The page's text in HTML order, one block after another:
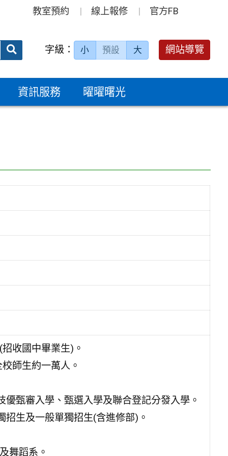
教室預約 線上報修 官方FB
送出 字級： 小 預設 大 網站導覽
資訊服務 曜曜曙光
收國中畢業生)。
師生約一萬人。
甄審入學、甄選入學及聯合登記分發入學。
生及一般單獨招生(含進修部)。
舞蹈系。